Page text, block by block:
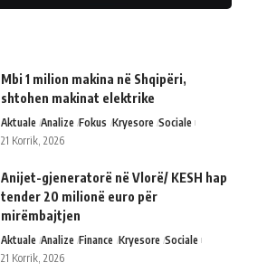
Mbi 1 milion makina në Shqipëri,
shtohen makinat elektrike
Aktuale Analize Fokus Kryesore Sociale
21 Korrik, 2026
Anijet-gjeneratorë në Vlorë/ KESH hap
tender 20 milionë euro për
mirëmbajtjen
Aktuale Analize Finance Kryesore Sociale
21 Korrik, 2026